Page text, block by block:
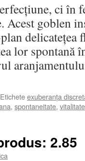
ci în
Acest goblen
delicatețea
lor spontană
Eticheteexuberanța
, spontaneitate, vitalitate
2.85